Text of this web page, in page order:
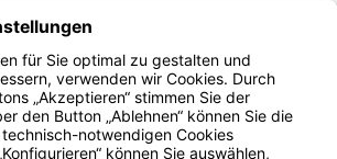
und Ausdehnung der Enteignung
auf Grundstücken